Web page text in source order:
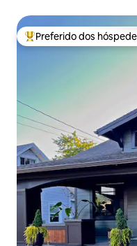
Entre os melhores
Preferido dos